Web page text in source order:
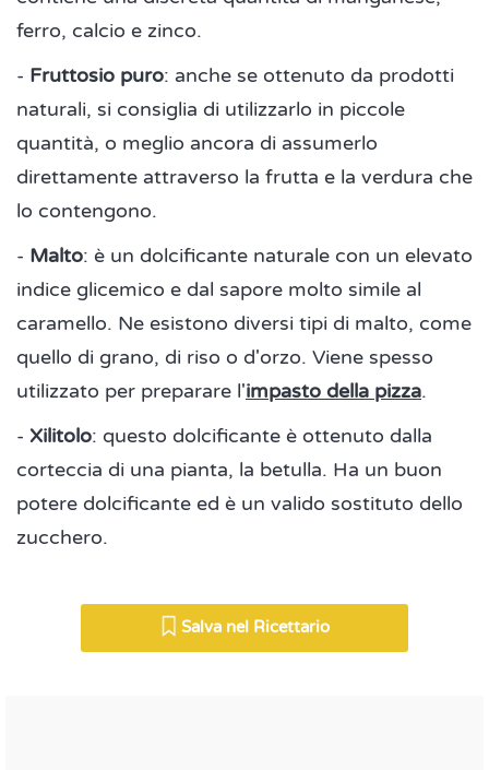
ferro, calcio e zinco.
- Fruttosio puro: anche se ottenuto da prodotti
naturali, si consiglia di utilizzarlo in piccole
quantità, o meglio ancora di assumerlo
direttamente attraverso la frutta e la verdura che
lo contengono.
- Malto: è un dolcificante naturale con un elevato
indice glicemico e dal sapore molto simile al
caramello. Ne esistono diversi tipi di malto, come
quello di grano, di riso o d'orzo. Viene spesso
utilizzato per preparare l'impasto della pizza.
- Xilitolo: questo dolcificante è ottenuto dalla
corteccia di una pianta, la betulla. Ha un buon
potere dolcificante ed è un valido sostituto dello
zucchero.
Salva nel Ricettario